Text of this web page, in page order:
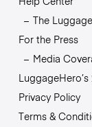
The
For the Press
Media
Privacy Policy
Terms &